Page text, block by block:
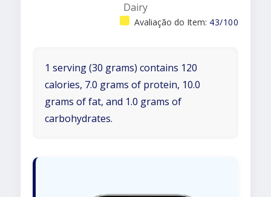
Dairy
Avaliação do Item: 43/100
1 serving (30 grams) contains 120
calories, 7.0 grams of protein, 10.0
grams of fat, and 1.0 grams of
carbohydrates.